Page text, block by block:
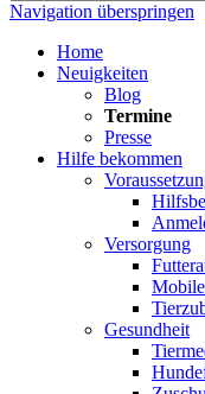
Navigation überspringen
Home
Neuigkeiten
Blog
Termine
Presse
Hilfe bekommen
Versorgung
Gesundheit